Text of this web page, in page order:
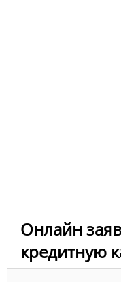
Онлайн
кредитную